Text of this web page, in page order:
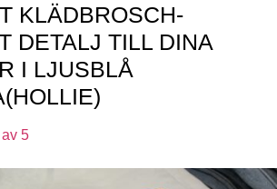
KLÄDBROSCH-
DETALJ TILL DINA
I LJUSBLÅ
av 5